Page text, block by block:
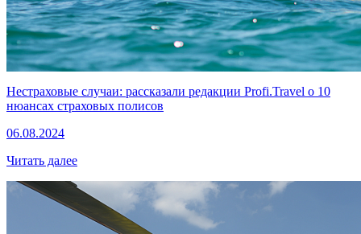
Нестраховые случаи: рассказали редакции Profi.Travel о 10
нюансах страховых полисов
06.08.2024
Читать далее